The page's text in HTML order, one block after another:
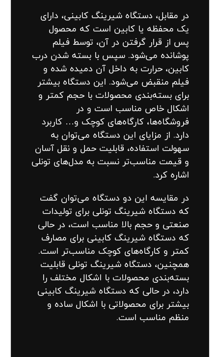
در مقابل، دستگاه شیرینگ کابینی، دارای
یک محفظه یا کابین است که محصول
پس از قرار گرفتن در آن، توسط فیلم
پوشانده می‌شود. سپس با بسته شدن درب
کابین، حرارت به داخل آن دمیده شده و
فیلم منقبض می‌شود. این دستگاه بیشتر
برای بسته‌بندی محصولات با حجم کمتر و
اشکال خاص مناسب است و در
فروشگاه‌ها، کارگاه‌های کوچک و… کاربرد
دارد. از مزایای این دستگاه می‌توان به
سهولت استفاده، قابلیت حمل و نقل آسان
و قیمت مناسب‌تر نسبت به مدل‌های تونلی
اشاره کرد.
در مقایسه این دو دستگاه می‌توان گفت
که دستگاه شیرینگ تونلی برای تولیدات
صنعتی و حجم بالا مناسب است، در حالی
که دستگاه شیرینگ کابینی برای مصارف
کمتر و کارگاه‌های کوچک مناسب‌تر است.
همچنین، دستگاه شیرینگ تونلی قابلیت
بسته‌بندی محصولات با اشکال مختلف را
دارد، در حالی که دستگاه شیرینگ کابینی
بیشتر برای محصولاتی با اشکال ساده و
منظم مناسب است.